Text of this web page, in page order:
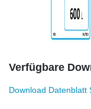
Verfügbare
Download Datenblatt